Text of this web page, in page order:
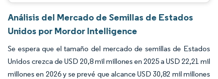
Análisis del Mercado de Semillas de Estados
Unidos por Mordor Intelligence
Se espera que el tamaño del mercado de semillas de Estados
Unidos crezca de USD 20,8 mil millones en 2025 a USD 22,21 mil
millones en 2026 y se prevé que alcance USD 30,82 mil millones